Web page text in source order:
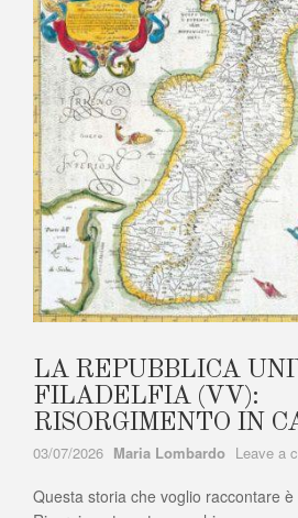
LA REPUBBLICA
FILADELFIA (VV):
RISORGIMENTO IN
03/07/2026 Author
Maria Lombardo Leave a
Questa storia che voglio raccontare